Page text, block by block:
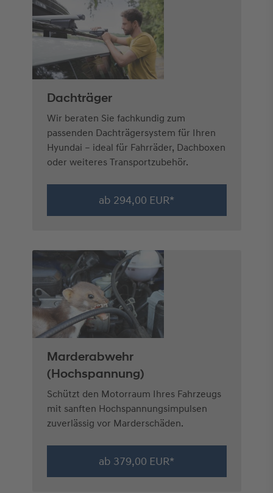
Dachträger
Wir beraten Sie fachkundig zum
passenden Dachträgersystem für Ihren
Hyundai – ideal für Fahrräder, Dachboxen
oder weiteres Transportzubehör.
ab 294,00 EUR*
Marderabwehr
(Hochspannung)
Schützt den Motorraum Ihres Fahrzeugs
mit sanften Hochspannungsimpulsen
zuverlässig vor Marderschäden.
ab 379,00 EUR*